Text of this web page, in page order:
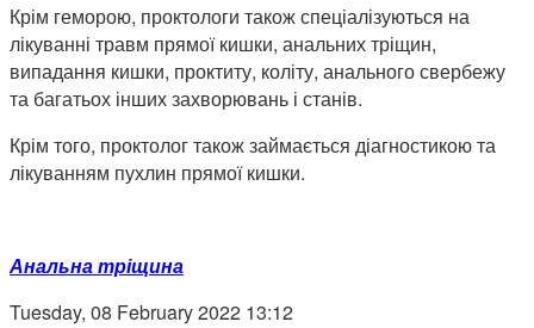
Крім геморою, проктологи також спеціалізуються на
лікуванні травм прямої кишки, анальних тріщин,
випадання кишки, проктиту, коліту, анального свербежу
та багатьох інших захворювань і станів.
Крім того, проктолог також займається діагностикою та
лікуванням пухлин прямої кишки.
Анальна тріщина
Tuesday, 08 February 2022 13:12